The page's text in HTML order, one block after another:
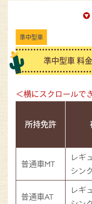
準中型車
準中型車 料
所持免許
普通車MT
レギ
シン
普通車AT
レギ